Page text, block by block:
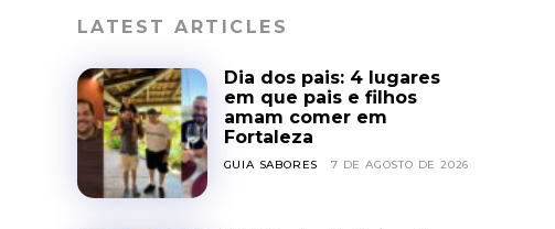
LATEST ARTICLES
Dia dos pais: 4 lugares
em que pais e filhos
amam comer em
Fortaleza
GUIA SABORES 7 DE AGOSTO DE 2026